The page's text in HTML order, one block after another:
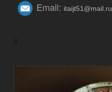
Email: itaijt51@mail.ru
//